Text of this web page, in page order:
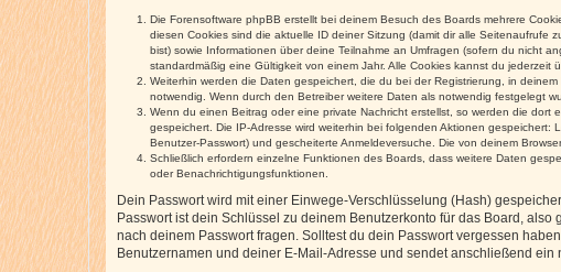
Die Forensoftware phpBB erstellt bei deinem Besuch des Boards mehrere
diesen Cookies sind die aktuelle ID deiner Sitzung (damit dir alle
bist) sowie Informationen über deine Teilnahme an Umfragen (sofern du nicht
standardmäßig eine Gültigkeit von einem Jahr. Alle Cookies kannst du jederzeit
Weiterhin werden die Daten gespeichert, die du bei der Registrierung, in
notwendig. Wenn durch den Betreiber weitere Daten als notwendig festgelegt
Wenn du einen Beitrag oder eine private Nachricht erstellst, so werden die
gespeichert. Die IP-Adresse wird weiterhin bei folgenden Aktionen
Benutzer-Passwort) und gescheiterte Anmeldeversuche. Die von deinem
Schließlich erfordern einzelne Funktionen des Boards, dass weitere Daten
oder Benachrichtigungsfunktionen.
Dein Passwort wird mit einer Einwege-Verschlüsselung (Hash)
Passwort ist dein Schlüssel zu deinem Benutzerkonto für das Board,
nach deinem Passwort fragen. Solltest du dein Passwort vergessen
Benutzernamen und deiner E-Mail-Adresse und sendet anschließend